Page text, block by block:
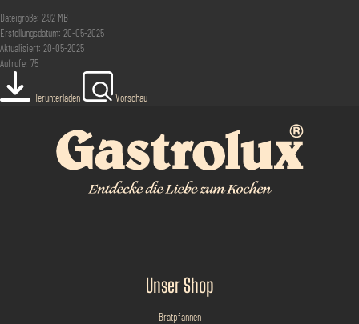
Dateigröße: 2.92 MB
Erstellungsdatum: 20-05-2025
Aktualisiert: 20-05-2025
Aufrufe: 75
Herunterladen Vorschau
Unser Shop
Bratpfannen